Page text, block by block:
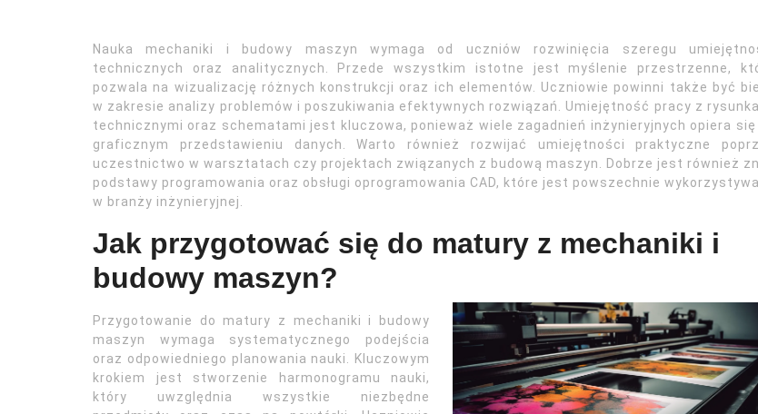
Nauka mechaniki i budowy maszyn wymaga od uczniów rozwinięcia szeregu
technicznych oraz analitycznych. Przede wszystkim istotne jest myślenie przestrzenne,
pozwala na wizualizację różnych konstrukcji oraz ich elementów. Uczniowie powinni także być
w zakresie analizy problemów i poszukiwania efektywnych rozwiązań. Umiejętność pracy z
technicznymi oraz schematami jest kluczowa, ponieważ wiele zagadnień inżynieryjnych opiera się
graficznym przedstawieniu danych. Warto również rozwijać umiejętności praktyczne
uczestnictwo w warsztatach czy projektach związanych z budową maszyn. Dobrze jest również
podstawy programowania oraz obsługi oprogramowania CAD, które jest powszechnie
w branży inżynieryjnej.
Jak przygotować się do matury z mechaniki i
budowy maszyn?
Przygotowanie do matury z mechaniki i budowy
maszyn wymaga systematycznego podejścia
oraz odpowiedniego planowania nauki. Kluczowym
krokiem jest stworzenie harmonogramu nauki,
który uwzględnia wszystkie niezbędne